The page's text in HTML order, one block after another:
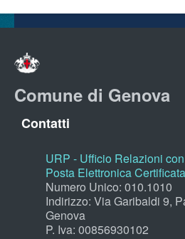
Comune di Genova
Contatti
URP - Ufficio Relazioni
Posta Elettronica Certificata
Numero Unico: 010.1010
Indirizzo: Via Garibaldi 9,
Genova
P. Iva: 00856930102